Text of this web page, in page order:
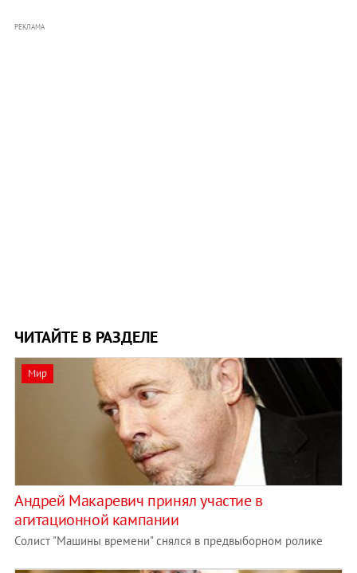
РЕКЛАМА
ЧИТАЙТЕ В РАЗДЕЛЕ
Мир
Андрей Макаревич принял участие в
агитационной кампании
Солист "Машины времени" снялся в предвыборном ролике